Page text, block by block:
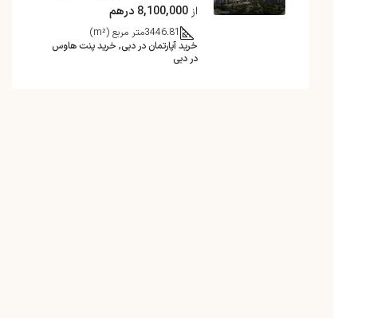
از8,100,000 درهم
3446.81متر مربع (m²)
خرید آپارتمان در دبی, خرید پنت هاوس
در دبی